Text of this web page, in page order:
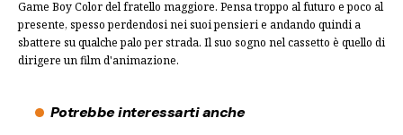
Game Boy Color del fratello maggiore. Pensa troppo al futuro e poco al
presente, spesso perdendosi nei suoi pensieri e andando quindi a
sbattere su qualche palo per strada. Il suo sogno nel cassetto è quello di
dirigere un film d'animazione.
Potrebbe interessarti anche